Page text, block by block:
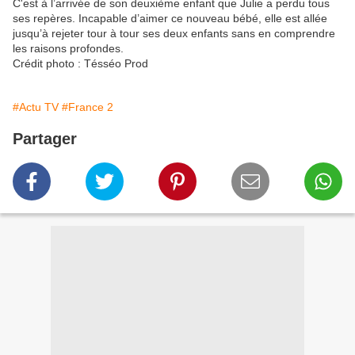
C'est à l’arrivée de son deuxième enfant que Julie a perdu tous
ses repères. Incapable d’aimer ce nouveau bébé, elle est allée
jusqu’à rejeter tour à tour ses deux enfants sans en comprendre
les raisons profondes.
Crédit photo : Tésséo Prod
#Actu TV #France 2
Partager